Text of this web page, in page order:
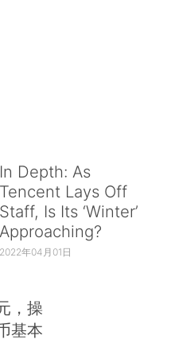
级指标，以及当期环保
，每月运用大数据获
标准化，得到当月的
指数和三项分指数（环
理指数）构成。
数据计算方式，2017
为：100.00、99.93、
动，
向好的发展趋势。
下，符合环境、社会和
In Depth: As
Tencent Lays Off
Staff, Is Its ‘Winter’
Approaching?
2022年04月01日
，操
基本